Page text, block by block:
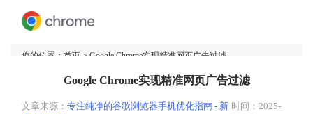
您的位置： 首页 > Google Chrome实现精准网页广告过滤
Google Chrome实现精准网页广告过滤
文章来源： 专注纯净的谷歌浏览器手机优化指南 - 新 时间：2025-